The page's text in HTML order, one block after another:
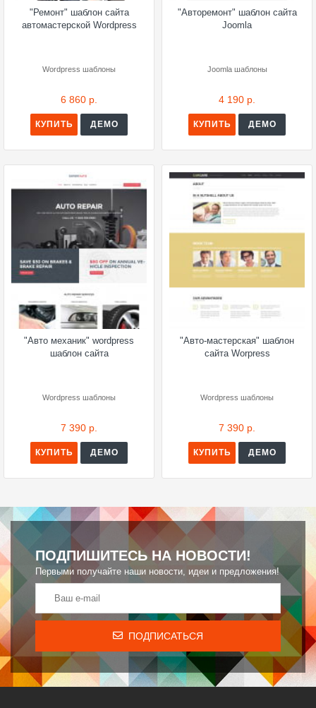
"Ремонт" шаблон сайта
автомастерской Wordpress
Wordpress шаблоны
6 860 р.
КУПИТЬ ДЕМО
"Авторемонт" шаблон сайта
Joomla
Joomla шаблоны
4 190 р.
КУПИТЬ ДЕМО
"Авто механик" wordpress
шаблон сайта
Wordpress шаблоны
7 390 р.
КУПИТЬ ДЕМО
"Авто-мастерская" шаблон
сайта Worpress
Wordpress шаблоны
7 390 р.
КУПИТЬ ДЕМО
ПОДПИШИТЕСЬ НА НОВОСТИ!
Первыми получайте наши новости, идеи и предложения!
ПОДПИСАТЬСЯ